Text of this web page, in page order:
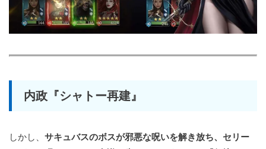
内政『シャトー再建』
しかし、 サキュバスのボスが邪悪な呪いを解き放ち、セリー